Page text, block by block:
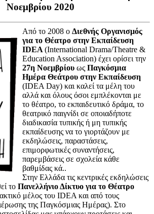
Νοεμβρίου 2020
Από το 2008 ο Διεθνής Οργανισμός
για το Θέατρο στην Εκπαίδευση
IDEA(International Drama/Theatre &
Education Association) έχει ορίσει την
27η Νοεμβρίου ως Παγκόσμια
Ημέρα Θεάτρου στην Εκπαίδευση
(IDEA Day) και καλεί τα μέλη του
αλλά και όλους όσοι εμπλέκονται με
το θέατρο, το εκπαιδευτικό δράμα, το
θεατρικό παιγνίδι σε οποιαδήποτε
διαδικασία τυπικής ή μη τυπικής
εκπαίδευσης να το γιορτάζουν με
εκδηλώσεις, παραστάσεις,
επιμορφωτικές συναντήσεις,
παρεμβάσεις σε σχολεία κάθε
βαθμίδας κά..
Στην Ελλάδα τις κεντρικές εκδηλώσεις
το Πανελλήνιο Δίκτυο για το Θέατρο
μέλος του IDEA και από τους
της Παγκόσμιας Ημέρας). Στο